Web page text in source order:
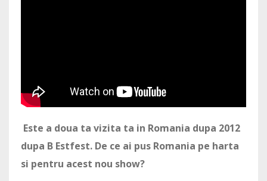
Este a doua ta vizita ta in Romania dupa 2012
dupa B Estfest. De ce ai pus Romania pe harta
si pentru acest nou show?